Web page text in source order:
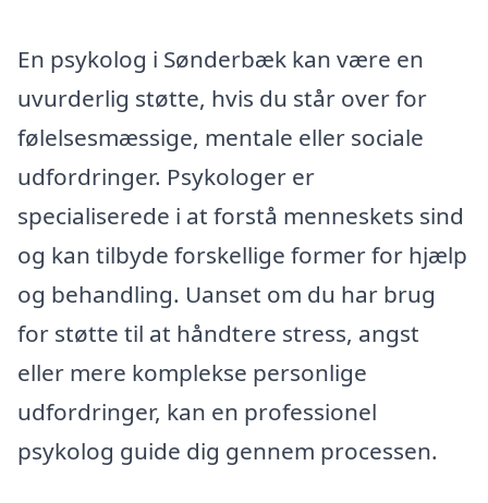
En psykolog i Sønderbæk kan være en
uvurderlig støtte, hvis du står over for
følelsesmæssige, mentale eller sociale
udfordringer. Psykologer er
specialiserede i at forstå menneskets sind
og kan tilbyde forskellige former for hjælp
og behandling. Uanset om du har brug
for støtte til at håndtere stress, angst
eller mere komplekse personlige
udfordringer, kan en professionel
psykolog guide dig gennem processen.